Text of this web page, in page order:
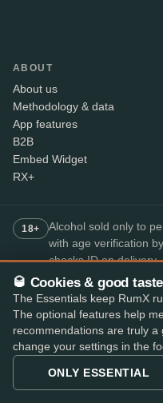
ABOUT
About us
Methodology & data
App features
B2B
Embed Widget
RX+
18+
Alcohol sold only to
with age verification
checks ID on delivery.
+7
Available payment methods may vary
Top-rated rum app
★★★★★ · on the App
🥃 Cookies & good taste
The Essentials keep RumX
The optional features help
recommendations are truly a
change your settings in the
ONLY ESSENTIAL